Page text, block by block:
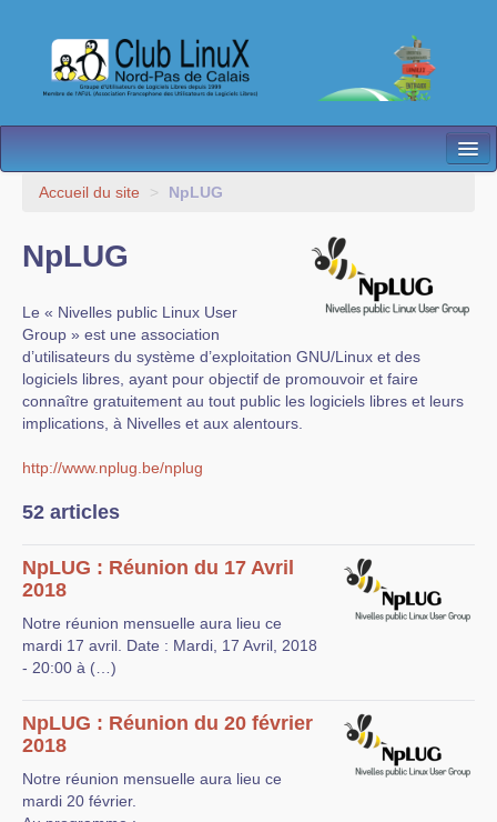
L’Association
Besoin d’Aide ?
Contact
Les antennes
Espace membres
Accueil du site > NpLUG
NpLUG
Le « Nivelles public Linux User
Group » est une association
d’utilisateurs du système d’exploitation GNU/Linux et des
logiciels libres, ayant pour objectif de promouvoir et faire
connaître gratuitement au tout public les logiciels libres et leurs
implications, à Nivelles et aux alentours.
http://www.nplug.be/nplug
52 articles
NpLUG : Réunion du 17 Avril
2018
Notre réunion mensuelle aura lieu ce
mardi 17 avril. Date : Mardi, 17 Avril, 2018
- 20:00 à (…)
NpLUG : Réunion du 20 février
2018
Notre réunion mensuelle aura lieu ce
mardi 20 février.